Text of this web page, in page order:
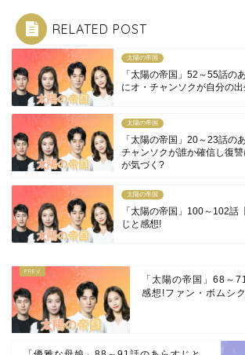
RELATED POST
太陽の帝国
「太陽の帝国」52～55話の
にオ・チャンソクが自分の
太陽の帝国
「太陽の帝国」20～23話の
チャンソクが誰か確信し復
が気づく?
太陽の帝国
「太陽の帝国」100～102話
じと感想!
「太陽の帝国」68～
感想!ファン・ボムシ